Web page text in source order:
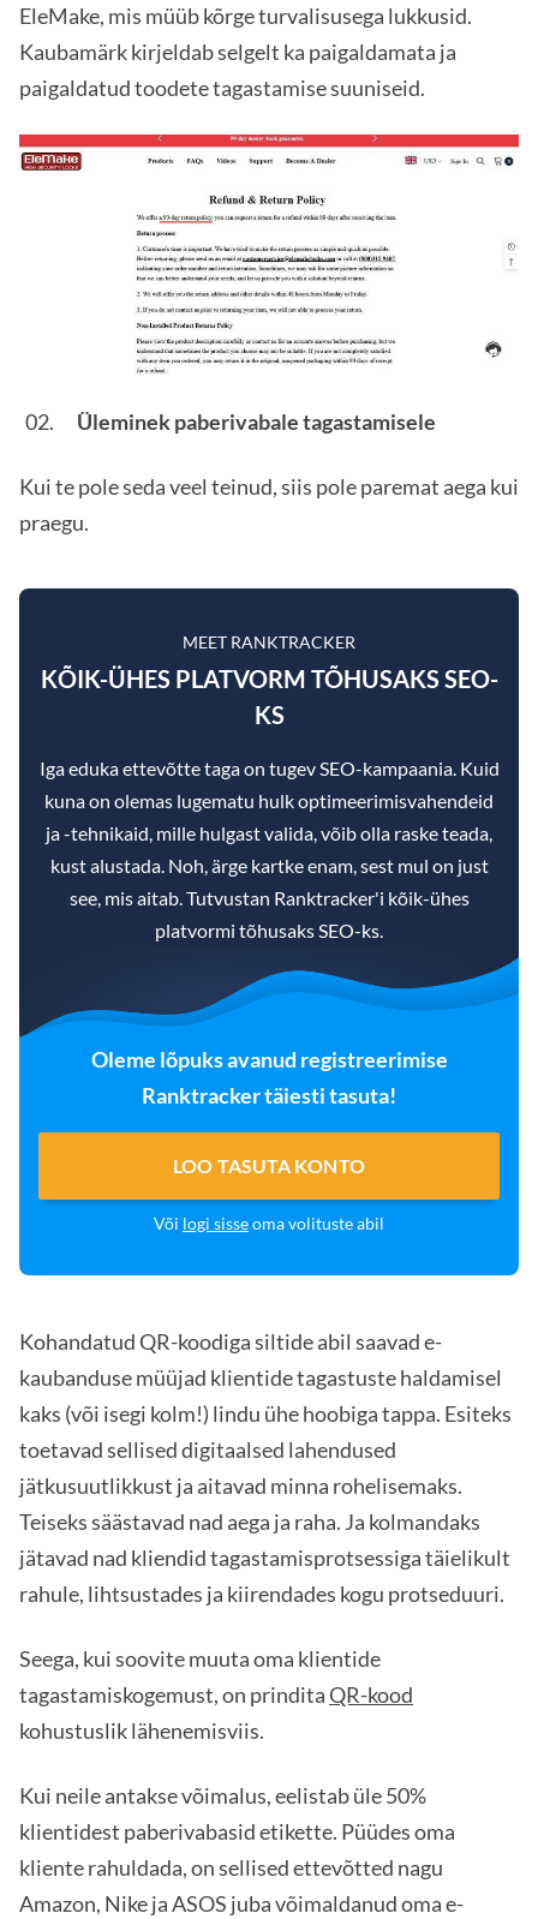
EleMake, mis müüb kõrge turvalisusega lukkusid.
Kaubamärk kirjeldab selgelt ka paigaldamata ja
paigaldatud toodete tagastamise suuniseid.
Üleminek paberivabale tagastamisele
Kui te pole seda veel teinud, siis pole paremat aega kui
praegu.
MEET RANKTRACKER
KÕIK-ÜHES PLATVORM TÕHUSAKS SEO-
KS
Iga eduka ettevõtte taga on tugev SEO-kampaania. Kuid
kuna on olemas lugematu hulk optimeerimisvahendeid
ja -tehnikaid, mille hulgast valida, võib olla raske teada,
kust alustada. Noh, ärge kartke enam, sest mul on just
see, mis aitab. Tutvustan Ranktracker'i kõik-ühes
platvormi tõhusaks SEO-ks.
Oleme lõpuks avanud registreerimise
Ranktracker täiesti tasuta!
LOO TASUTA KONTO
Või logi sisseoma volituste abil
Kohandatud QR-koodiga siltide abil saavad e-
kaubanduse müüjad klientide tagastuste haldamisel
kaks (või isegi kolm!) lindu ühe hoobiga tappa. Esiteks
toetavad sellised digitaalsed lahendused
jätkusuutlikkust ja aitavad minna rohelisemaks.
Teiseks säästavad nad aega ja raha. Ja kolmandaks
jätavad nad kliendid tagastamisprotsessiga täielikult
rahule, lihtsustades ja kiirendades kogu protseduuri.
Seega, kui soovite muuta oma klientide
tagastamiskogemust, on prinditaQR-kood
kohustuslik lähenemisviis.
Kui neile antakse võimalus, eelistab üle 50%
klientidest paberivabasid etikette. Püüdes oma
kliente rahuldada, on sellised ettevõtted nagu
Amazon, Nike ja ASOS juba võimaldanud oma e-